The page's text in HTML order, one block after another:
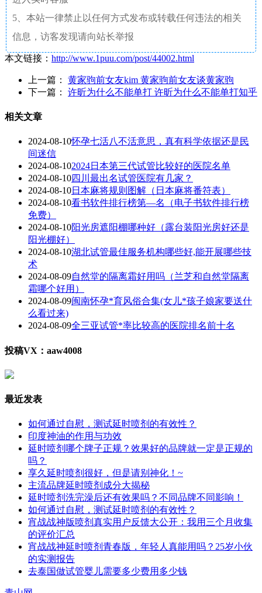
5、本站一律禁止以任何方式发布或转载任何违法的相关
信息，访客发现请向站长举报
本文链接： http://www.1puu.com/post/44002.html
上一篇： 黄家驹前女友kim 黄家驹前女友谈黄家驹
下一篇： 许昕为什么不能单打 许昕为什么不能单打知乎
相关文章
2024-08-10怀孕七活八不活意思，真有科学依据还是民
间迷信
2024-08-102024日本第三代试管比较好的医院名单
2024-08-10四川最出名试管医院有几家？
2024-08-10日本麻将规则图解（日本麻将番符表）
2024-08-10看书软件排行榜第—名（电子书软件排行榜
免费）
2024-08-10阳光房遮阳棚哪种好（露台装阳光房好还是
阳光棚好）
2024-08-10湖北试管最佳服务机构哪些好,能开展哪些技
术
2024-08-09自然堂的隔离霜好用吗（兰芝和自然堂隔离
霜哪个好用）
2024-08-09闽南怀孕*育风俗合集(女儿*孩子娘家要送什
么看过来)
2024-08-09全三亚试管*率比较高的医院排名前十名
投稿VX：aaw4008
最近发表
如何通过自慰，测试延时喷剂的有效性？
印度神油的作用与功效
延时喷剂哪个牌子正规？效果好的品牌就一定是正规的
吗？
享久延时喷剂很好，但是请别神化！~
主流品牌延时喷剂成分大揭秘
延时喷剂洗完澡后还有效果吗？不同品牌不同影响！
如何通过自慰，测试延时喷剂的有效性？
宵战战神版喷剂真实用户反馈大公开：我用三个月收集
的评价汇总
宵战战神延时喷剂青春版，年轻人真能用吗？25岁小伙
的实测报告
去泰国做试管婴儿需要多少费用多少钱